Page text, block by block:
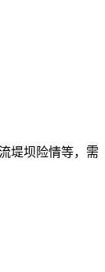
堤坝险情等，需